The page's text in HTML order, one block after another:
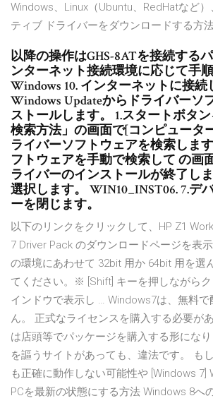
Windows、Linux（Ubuntu、RedHatなど
ティブ ドライバーをダウンロードする方
以降の操作はGHS-8ATを接続する
ンターネット接続環境に応じて手
Windows 10. インターネットに接続
Windows Updateからドライバーソ
ストールします。 1.スタートボタ
検索方法」の画面で[コンピュータ
ライバーソフトウェアを検索しま
フトウェアを手動で検索して の画
ライバーのインストールが終了し
選択します。 WIN10_INST06. 7.デ
ーを閉じます。
以下のリンクをクリックして、HP Z1
7 Driver Pack のダウンロードページを表
の環境にあわせて 32bit 用か 64bit 用を選
てください。※ [Shift] キーを押しながら
インドウで表示し … Windows7は、無料
ん。 正式なライセンスを購入する必要が
は店頭等でパッケージを購入する形にな
を謳うサイトがあっても、違法です。 も
も正確に動作しない可能性や [Windows 7]
PCを最新の状態にする方法 Windows 8へ